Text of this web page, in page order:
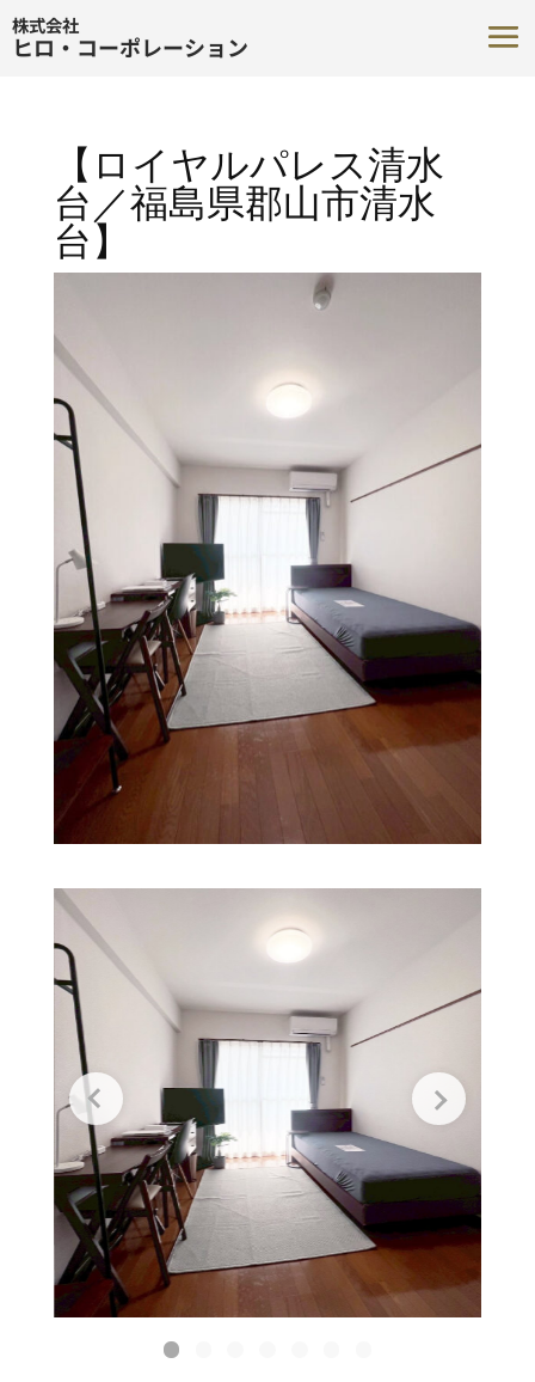
株式会社
ヒロ・コーポレーション
【ロイヤルパレス清水
台／福島県郡山市清水
台】